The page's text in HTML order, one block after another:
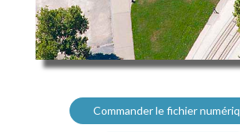
Commander le fichier